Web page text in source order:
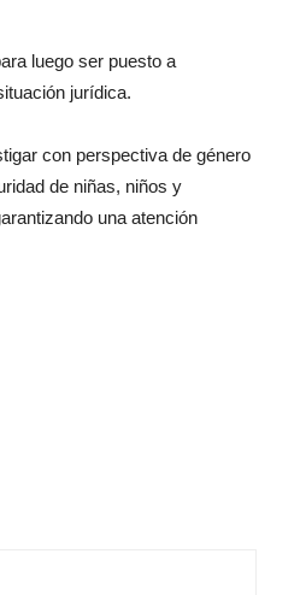
luego ser puesto a
jurídica.
con perspectiva de género
de niñas, niños y
una atención